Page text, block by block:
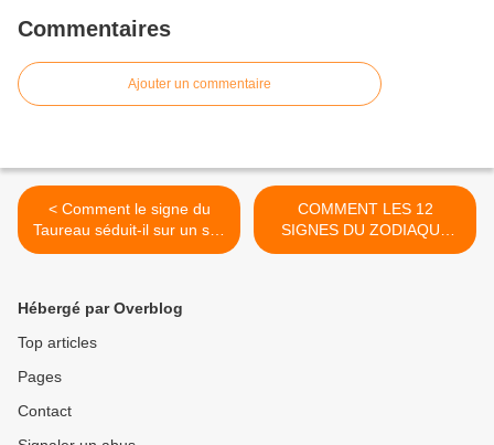
Commentaires
Ajouter un commentaire
< Comment le signe du
Taureau séduit-il sur un site
de rencontre?
COMMENT LES 12
SIGNES DU ZODIAQUE
SEDUISENT SUR
Hébergé par Overblog
Top articles
Pages
Contact